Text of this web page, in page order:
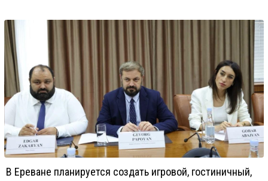
В Ереване планируется создать игровой, гостиничный,